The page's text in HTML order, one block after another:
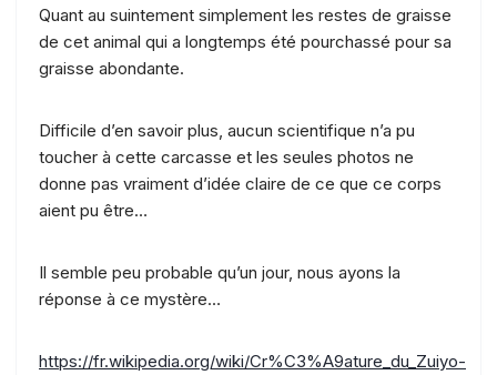
Quant au suintement simplement les restes de graisse
de cet animal qui a longtemps été pourchassé pour sa
graisse abondante.
Difficile d’en savoir plus, aucun scientifique n’a pu
toucher à cette carcasse et les seules photos ne
donne pas vraiment d’idée claire de ce que ce corps
aient pu être…
Il semble peu probable qu’un jour, nous ayons la
réponse à ce mystère…
https://fr.wikipedia.org/wiki/Cr%C3%A9ature_du_Zuiyo-